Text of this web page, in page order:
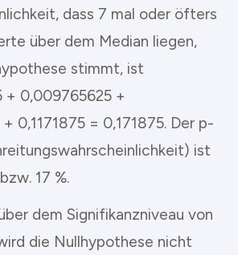
dass 7 mal oder öfters
über dem Median liegen,
stimmt, ist
+ 0,009765625 +
0,1171875 = 0,171875. Der p-
ist
17 %.
dem Signifikanzniveau von
die Nullhypothese nicht